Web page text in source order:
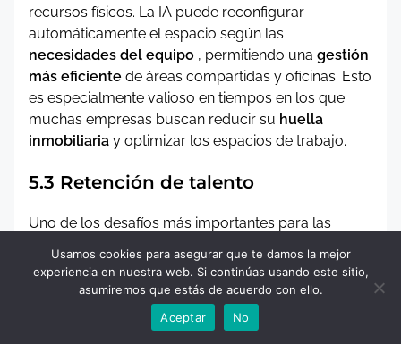
recursos físicos. La IA puede reconfigurar
automáticamente el espacio según las
necesidades del equipo , permitiendo una gestión
más eficiente de áreas compartidas y oficinas. Esto
es especialmente valioso en tiempos en los que
muchas empresas buscan reducir su huella
inmobiliaria y optimizar los espacios de trabajo.
5.3 Retención de talento
Uno de los desafíos más importantes para las
empleados que trabajan en un entorno
personalizado que se adapta a suspreferencias
necesidades individualestienden a estar más
comprometidoscon su trabajo. Esta
Usamos cookies para asegurar que te damos la mejor
experiencia en nuestra web. Si continúas usando este sitio,
asumiremos que estás de acuerdo con ello.
Aceptar
No